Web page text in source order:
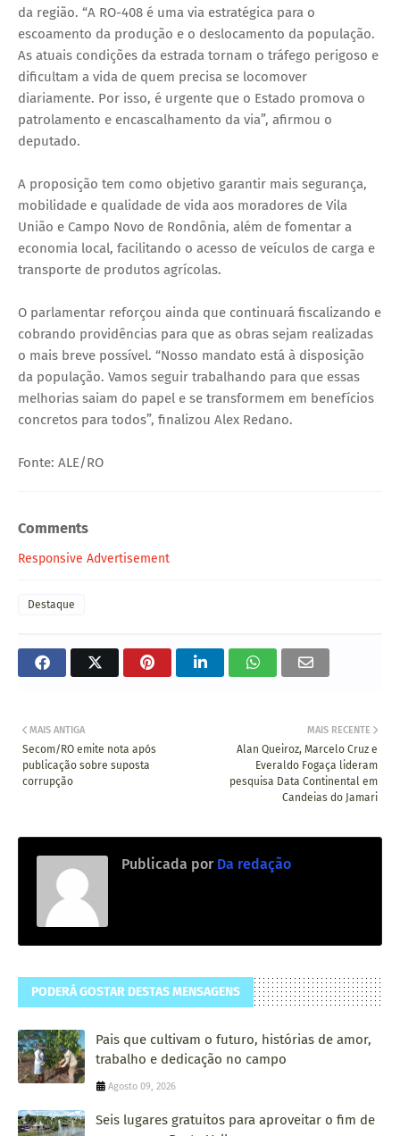
da região. “A RO-408 é uma via estratégica para o
escoamento da produção e o deslocamento da população.
As atuais condições da estrada tornam o tráfego perigoso e
dificultam a vida de quem precisa se locomover
diariamente. Por isso, é urgente que o Estado promova o
patrolamento e encascalhamento da via”, afirmou o
deputado.
A proposição tem como objetivo garantir mais segurança,
mobilidade e qualidade de vida aos moradores de Vila
União e Campo Novo de Rondônia, além de fomentar a
economia local, facilitando o acesso de veículos de carga e
transporte de produtos agrícolas.
O parlamentar reforçou ainda que continuará fiscalizando e
cobrando providências para que as obras sejam realizadas
o mais breve possível. “Nosso mandato está à disposição
da população. Vamos seguir trabalhando para que essas
melhorias saiam do papel e se transformem em benefícios
concretos para todos”, finalizou Alex Redano.
Fonte: ALE/RO
Comments
Responsive Advertisement
Destaque
MAIS RECENTE
Alan Queiroz, Marcelo Cruz e
Everaldo Fogaça lideram
pesquisa Data Continental em
Candeias do Jamari
MAIS ANTIGA
Secom/RO emite nota após
publicação sobre suposta
corrupção
Publicada por Da redação
PODERÁ GOSTAR DESTAS MENSAGENS
Pais que cultivam o futuro, histórias de amor,
trabalho e dedicação no campo
Agosto 09, 2026
Seis lugares gratuitos para aproveitar o fim de